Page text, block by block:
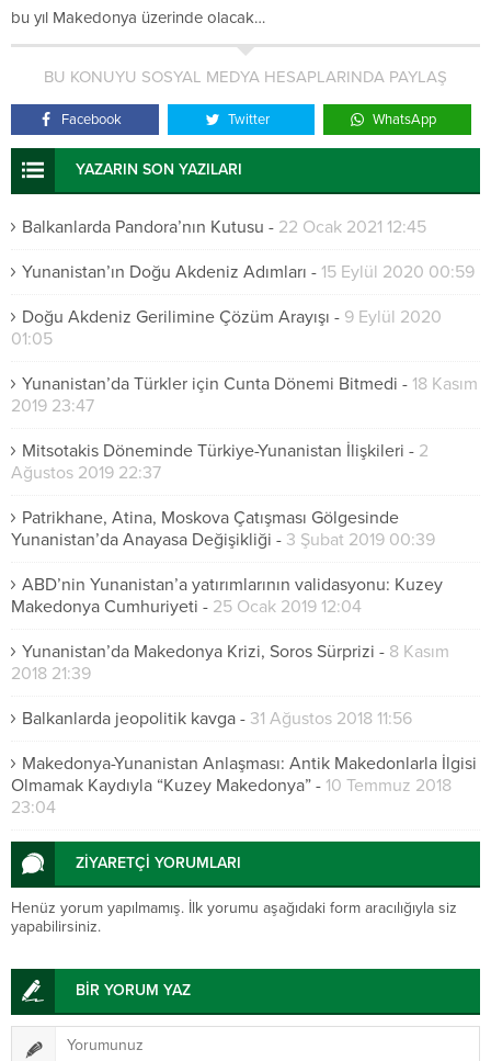
bu yıl Makedonya üzerinde olacak…
BU KONUYU SOSYAL MEDYA HESAPLARINDA PAYLAŞ
Facebook Twitter WhatsApp
YAZARIN SON YAZILARI
Balkanlarda Pandora’nın Kutusu - 22 Ocak 2021 12:45
Yunanistan’ın Doğu Akdeniz Adımları - 15 Eylül 2020 00:59
Doğu Akdeniz Gerilimine Çözüm Arayışı - 9 Eylül 2020
01:05
Yunanistan’da Türkler için Cunta Dönemi Bitmedi - 18 Kasım
2019 23:47
Mitsotakis Döneminde Türkiye-Yunanistan İlişkileri - 2
Ağustos 2019 22:37
Patrikhane, Atina, Moskova Çatışması Gölgesinde
Yunanistan’da Anayasa Değişikliği - 3 Şubat 2019 00:39
ABD’nin Yunanistan’a yatırımlarının validasyonu: Kuzey
Makedonya Cumhuriyeti - 25 Ocak 2019 12:04
Yunanistan’da Makedonya Krizi, Soros Sürprizi - 8 Kasım
2018 21:39
Balkanlarda jeopolitik kavga - 31 Ağustos 2018 11:56
Makedonya-Yunanistan Anlaşması: Antik Makedonlarla İlgisi
Olmamak Kaydıyla “Kuzey Makedonya” - 10 Temmuz 2018
23:04
ZİYARETÇİ YORUMLARI
Henüz yorum yapılmamış. İlk yorumu aşağıdaki form aracılığıyla siz
yapabilirsiniz.
BİR YORUM YAZ